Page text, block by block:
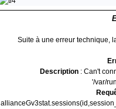
Suite à une erreur technique,
Description: Can't
'/var/